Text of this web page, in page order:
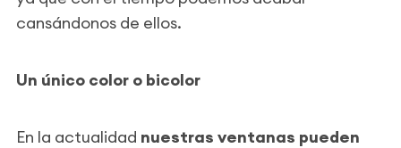
cansándonos de ellos.
Un único color o bicolor
En la actualidad nuestras ventanas pueden